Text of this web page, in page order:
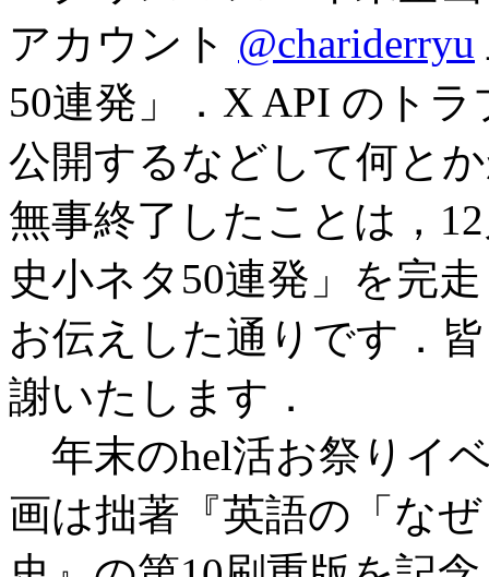
アカウント @chariderryu
50連発」．X API のト
公開するなどして何と
無事終了したことは，
史小ネタ50連発」を完
お伝えした通りです．
謝いたします．
年末のhel活お祭りイ
画は拙著『英語の「な